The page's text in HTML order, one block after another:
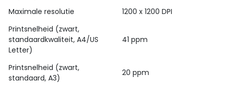
Maximale resolutie
1200 x 1200 DPI
Printsnelheid (zwart,
standaardkwaliteit, A4/US
Letter)
41 ppm
Printsnelheid (zwart,
standaard, A3)
20 ppm